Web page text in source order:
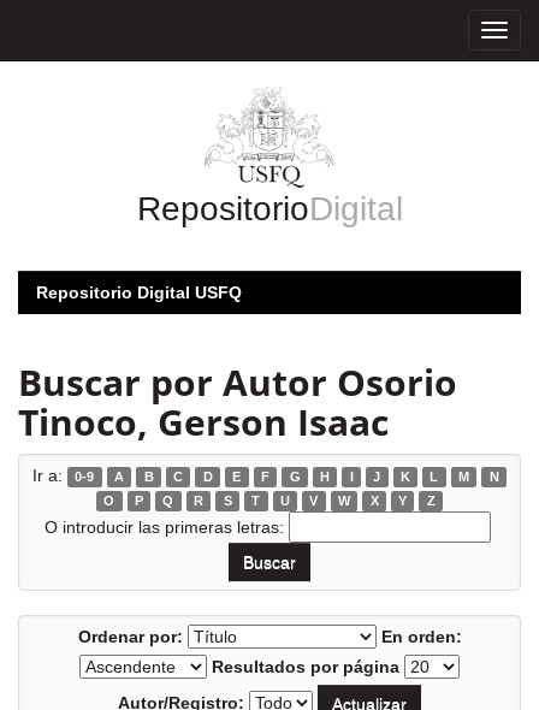
RepositorioDigital
Repositorio Digital USFQ
Buscar por Autor Osorio
Tinoco, Gerson Isaac
Ir a: 0-9 A B C D E F G H I J K L M
N
O
P Q R S T U V W X Y Z
O introducir las primeras letras:
Ordenar por:
En orden:
Resultados por página
Autor/Registro: